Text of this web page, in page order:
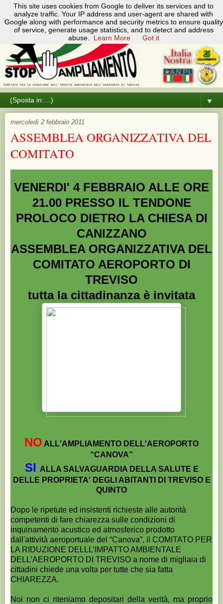
Pagine
▼
▼
mercoledì 2 febbraio 2011
ASSEMBLEA ORGANIZZATIVA DEL
COMITATO
VENERDI' 4 FEBBRAIO ALLE ORE
21.00 PRESSO IL TENDONE
PROLOCO DIETRO LA CHIESA DI
CANIZZANO
ASSEMBLEA ORGANIZZATIVA DEL
COMITATO AEROPORTO DI
TREVISO
tutta la cittadinanza è invitata
NO ALL'AMPLIAMENTO DELL'AEROPORTO
“CANOVA”
SI ALLA SALVAGUARDIA DELLA SALUTE E
DELLE PROPRIETA' DEGLI ABITANTI DI TREVISO E
QUINTO
Dopo le ripetute ed insistenti richieste alle autorità
competenti di fare chiarezza sulle condizioni di
inquinamento acustico ed atmosferico prodotto
dall'attività aeroportuale del “Canova”, il COMITATO PER
LA RIDUZIONE DELLL’IMPATTO AMBIENTALE
DELL’AEROPORTO DI TREVISO a nome di migliaia di
cittadini chiede una volta per tutte che sia fatta
CHIAREZZA.
Noi non ci riteniamo depositari della verità, ma proprio
This site uses cookies from Google to deliver its services and to
analyze traffic. Your IP address and user-agent are shared with
Google along with performance and security metrics to ensure quality
of service, generate usage statistics, and to detect and address
abuse.
Learn More Got it